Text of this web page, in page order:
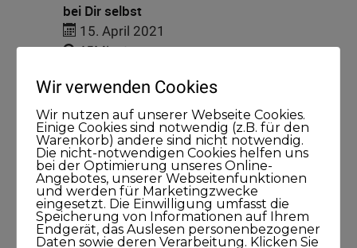
bei Dir selbst
15. April 2021
45Minuten
Kategorien
Blog
Wir verwenden Cookies
Wir nutzen auf unserer Webseite Cookies.
Einige Cookies sind notwendig (z.B. für den
Warenkorb) andere sind nicht notwendig.
Die nicht-notwendigen Cookies helfen uns
bei der Optimierung unseres Online-
Angebotes, unserer Webseitenfunktionen
und werden für Marketingzwecke
eingesetzt. Die Einwilligung umfasst die
Speicherung von Informationen auf Ihrem
Endgerät, das Auslesen personenbezogener
Daten sowie deren Verarbeitung. Klicken Sie